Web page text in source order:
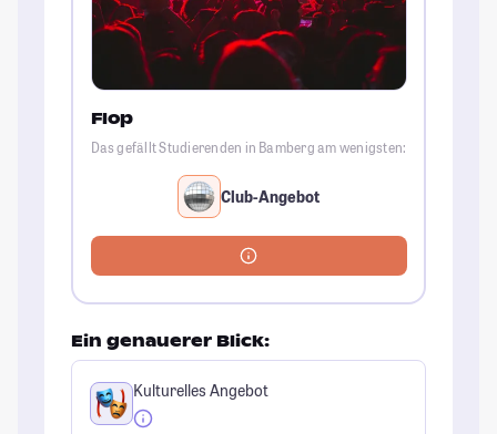
Flop
Das gefällt Studierenden in Bamberg am wenigsten:
Club-Angebot
Ein genauerer Blick:
Kulturelles Angebot